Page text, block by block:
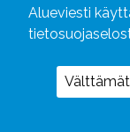
Alueviesti